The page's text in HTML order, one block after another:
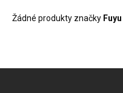
Žádné produkty značky Fuyu